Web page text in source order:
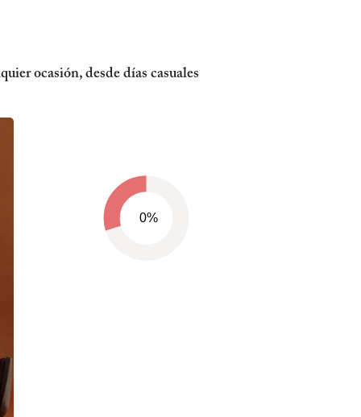
ocasión, desde días casuales
0%